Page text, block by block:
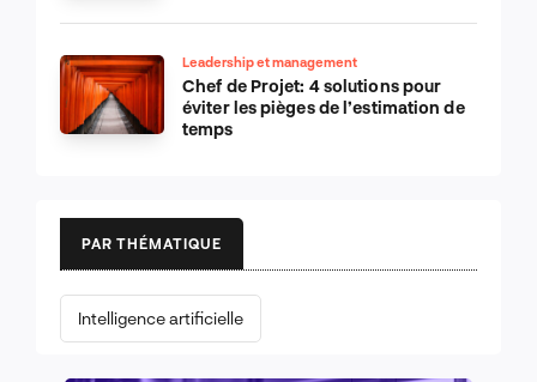
Leadership et management
Chef de Projet: 4 solutions pour
éviter les pièges de l’estimation de
temps
PAR THÉMATIQUE
Intelligence artificielle